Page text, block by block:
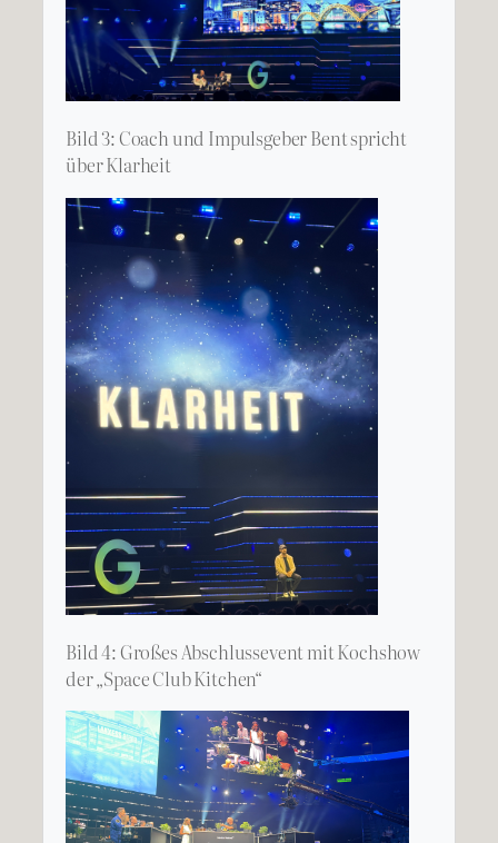
Bild 3: Coach und Impulsgeber Bent spricht
über Klarheit
Bild 4: Großes Abschlussevent mit Kochshow
der „Space Club Kitchen“